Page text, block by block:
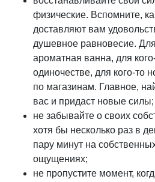
физические. Вспомните,
доставляют вам
душевное равновесие. Для
ароматная ванна, для
одиночестве, для кого-то
по магазинам. Главное,
вас и придаст новые силы;
не забывайте о своих
хотя бы несколько раз в
пару минут на
ощущениях;
не пропустите момент,